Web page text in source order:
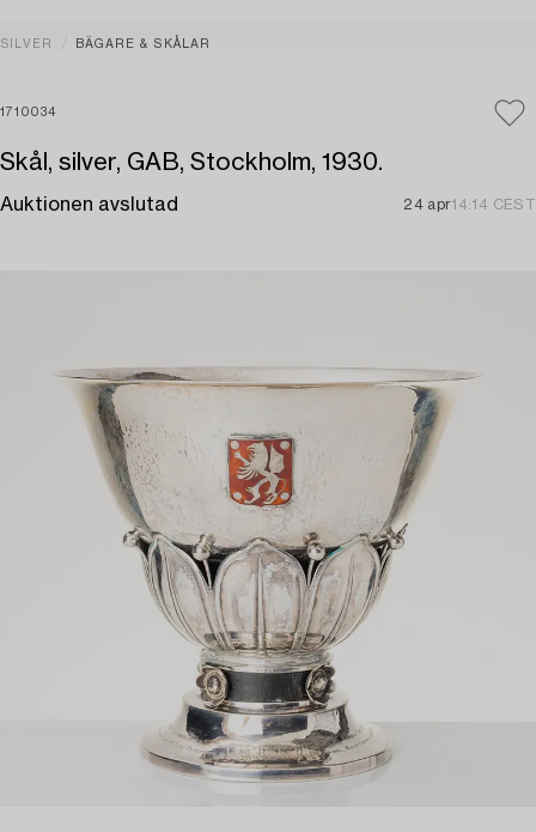
SILVER BÄGARE & SKÅLAR
1710034
Skål, silver, GAB, Stockholm, 1930.
Auktionen avslutad 24 apr14:14 CEST